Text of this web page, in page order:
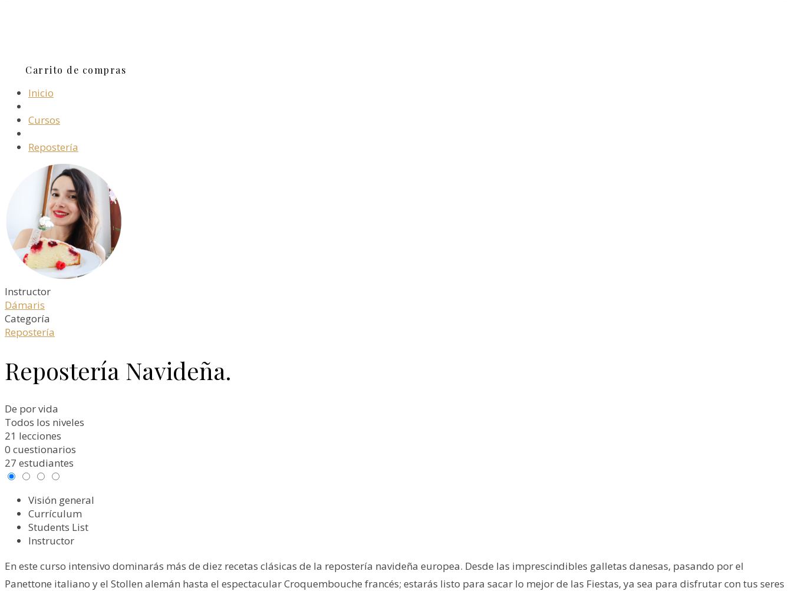
Carrito de compras
Inicio
Cursos
Repostería
Instructor
Dámaris
Categoría
Repostería
Repostería Navideña.
De por vida
Todos los niveles
21 lecciones
0 cuestionarios
27 estudiantes
Visión general
Currículum
Students List
Instructor
En este curso intensivo dominarás más de diez recetas clásicas de la repostería navideña europea. Desde las imprescindibles galletas danesas, pasando por el
Panettone italiano y el Stollen alemán hasta el espectacular Croquembouche francés; estarás listo para sacar lo mejor de las Fiestas, ya sea para disfrutar con tus seres